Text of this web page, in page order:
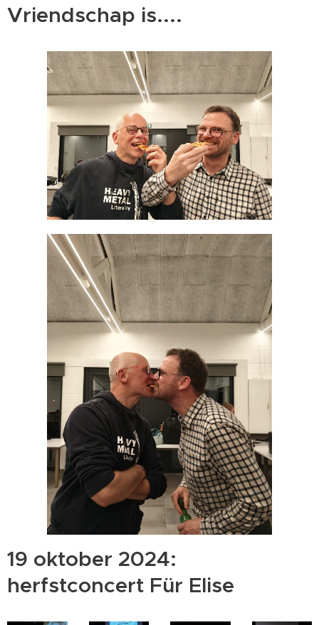
Vriendschap is....
19 oktober 2024:
herfstconcert Für Elise